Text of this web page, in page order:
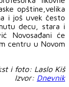
opštine,velika
i još uvek često
decu, stara i
Novosađani će
centru u Novom
i foto: Laslo Kiš
Izvor: Dnevnik